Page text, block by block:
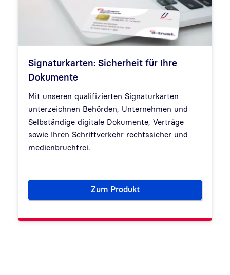
Signaturkarten: Sicherheit für Ihre
Dokumente
Mit unseren qualifizierten Signaturkarten
unterzeichnen Behörden, Unternehmen und
Selbständige digitale Dokumente, Verträge
sowie Ihren Schriftverkehr rechtssicher und
medienbruchfrei.
Zum ProduktSignaturkarten: Sicherheit für